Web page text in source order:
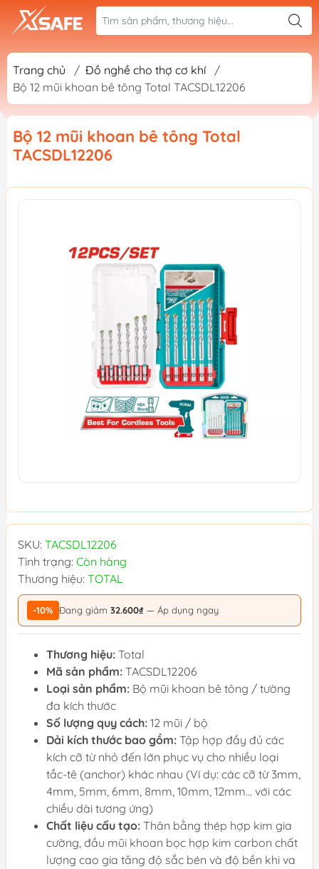
Trang chủ / Đồ nghề cho thợ cơ khí
/
Bộ 12 mũi khoan bê tông Total TACSDL12206
Bộ 12 mũi khoan bê tông Total
TACSDL12206
SKU: TACSDL12206
Tình trạng: Còn hàng
Thương hiệu: TOTAL
-10% Đang giảm 32.600₫ — Áp dụng ngay
Thương hiệu: Total
Mã sản phẩm: TACSDL12206
Loại sản phẩm: Bộ mũi khoan bê tông / tường
đa kích thước
Số lượng quy cách: 12 mũi / bộ
Dải kích thước bao gồm: Tập hợp đầy đủ các
kích cỡ từ nhỏ đến lớn phục vụ cho nhiều loại
tắc-tê (anchor) khác nhau (Ví dụ: các cỡ từ 3mm,
4mm, 5mm, 6mm, 8mm, 10mm, 12mm... với các
chiều dài tương ứng)
Chất liệu cấu tạo: Thân bằng thép hợp kim gia
cường, đầu mũi khoan bọc hợp kim carbon chất
lượng cao gia tăng độ sắc bén và độ bền khi va